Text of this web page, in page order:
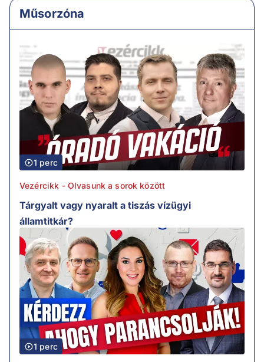
Műsorzóna
1 perc
Vezércikk - Olvasunk a sorok között
Tárgyalt vagy nyaralt a tiszás vízügyi
államtitkár?
1 perc